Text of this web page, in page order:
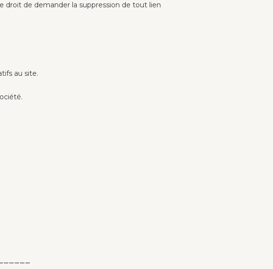
droit de demander la suppression de tout lien
au site.